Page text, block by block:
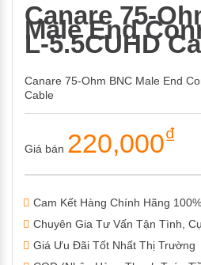
Canare 75-
Male End
L-5.5CUHD
Canare 75-Ohm BNC Male End
Cable
Giá bán 220,000₫
Cam Kết Hàng Chính Hãng 100%
Chuyên Gia Tư Vấn Tận Tình,
Giá Ưu Đãi Tốt Nhất Thị Trường